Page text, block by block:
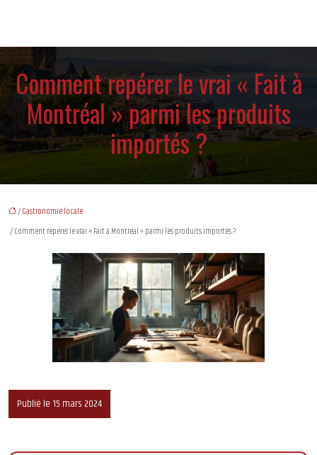
Comment repérer le vrai « Fait à
Montréal » parmi les produits
importés ?
/Gastronomie locale
/ Comment repérer le vrai « Fait à Montréal » parmi les produits importés ?
Publié le 15 mars 2024